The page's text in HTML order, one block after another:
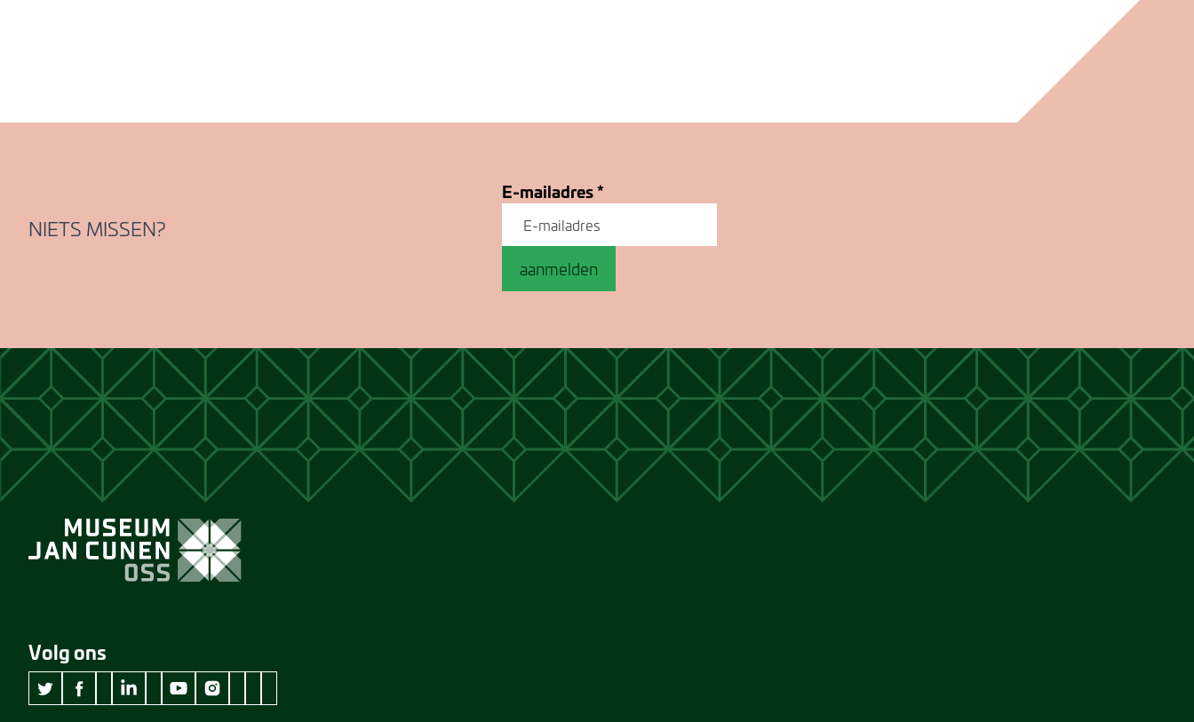
NIETS MISSEN?
E-mailadres*
aanmelden
Volg ons
twitter Museum Jan Cunen
facebook Museum Jan Cunen
wikipedia Museum Jan Cunen
linkedin Museum Jan Cunen
googleplus Museum Jan Cunen
youtube Museum Jan Cunen
instagram Museum Jan Cunen